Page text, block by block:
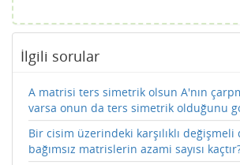
İlgili sorular
A matrisi ters simetrik olsun A'nın
varsa onun da ters simetrik olduğunu
Bir cisim üzerindeki karşılıklı değişmeli
bağımsız matrislerin azami sayısı